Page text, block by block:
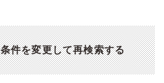
条件を変更して再検索する